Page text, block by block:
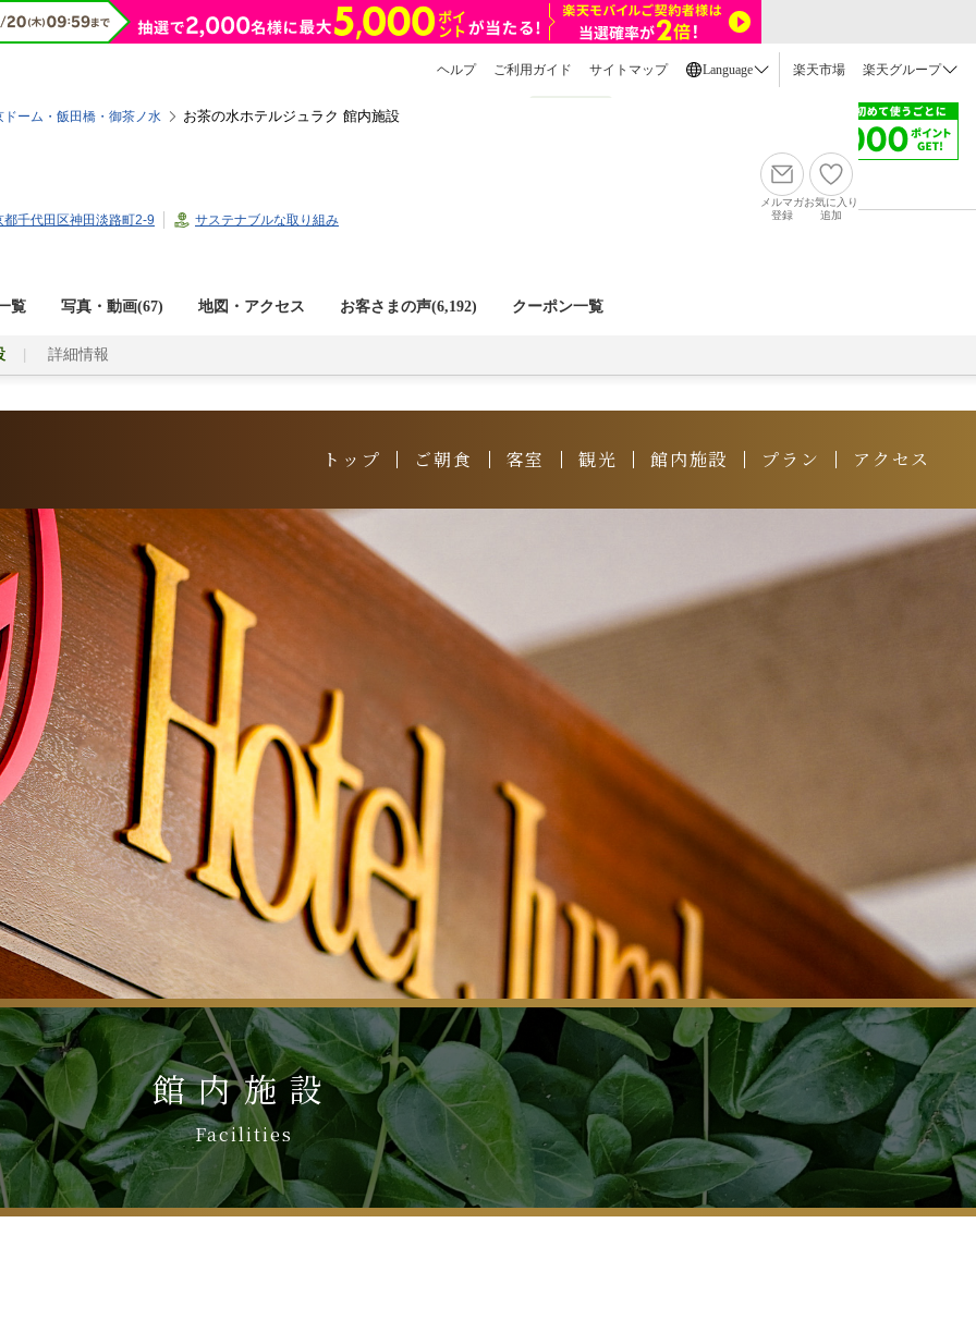
ヘルプ ご利用ガイド サイトマップ Language 楽天市場 楽天グループ
海外旅行 遊び・体験 キャンプ場
ドーム・飯田橋・御茶ノ水 お茶の水ホテルジュラク 館内施設
千代田区神田淡路町2-9 サステナブルな取り組み
メルマガ
登録
お気に入り
追加
覧 写真・動画(67) 地図・アクセス お客さまの声(6,192) クーポン一覧
詳細情報
トップ ご朝食 客室 観光 館内施設 プラン アクセス
館内施設
Facilities